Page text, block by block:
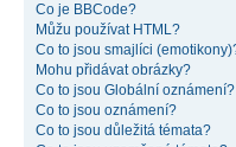
Co je BBCode?
Můžu používat HTML?
Co to jsou smajlíci
Mohu přidávat obrázky?
Co to jsou Globální oznámení?
Co to jsou oznámení?
Co to jsou důležitá témata?